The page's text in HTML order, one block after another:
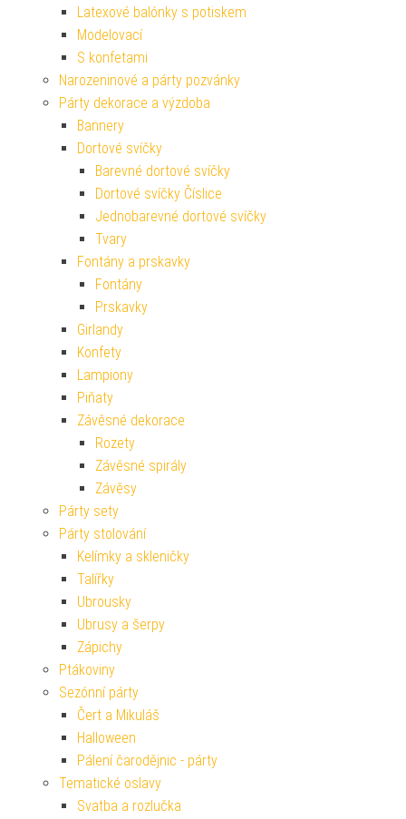
Latexové balónky s potiskem
Modelovací
S konfetami
Narozeninové a párty pozvánky
Párty dekorace a výzdoba
Bannery
Dortové svíčky
Barevné dortové svíčky
Dortové svíčky Číslice
Jednobarevné dortové svíčky
Tvary
Fontány a prskavky
Fontány
Prskavky
Girlandy
Konfety
Lampiony
Piňaty
Závěsné dekorace
Rozety
Závěsné spirály
Závěsy
Párty sety
Párty stolování
Kelímky a skleničky
Talířky
Ubrousky
Ubrusy a šerpy
Zápichy
Ptákoviny
Sezónní párty
Čert a Mikuláš
Halloween
Pálení čarodějnic - párty
Tematické oslavy
Svatba a rozlučka